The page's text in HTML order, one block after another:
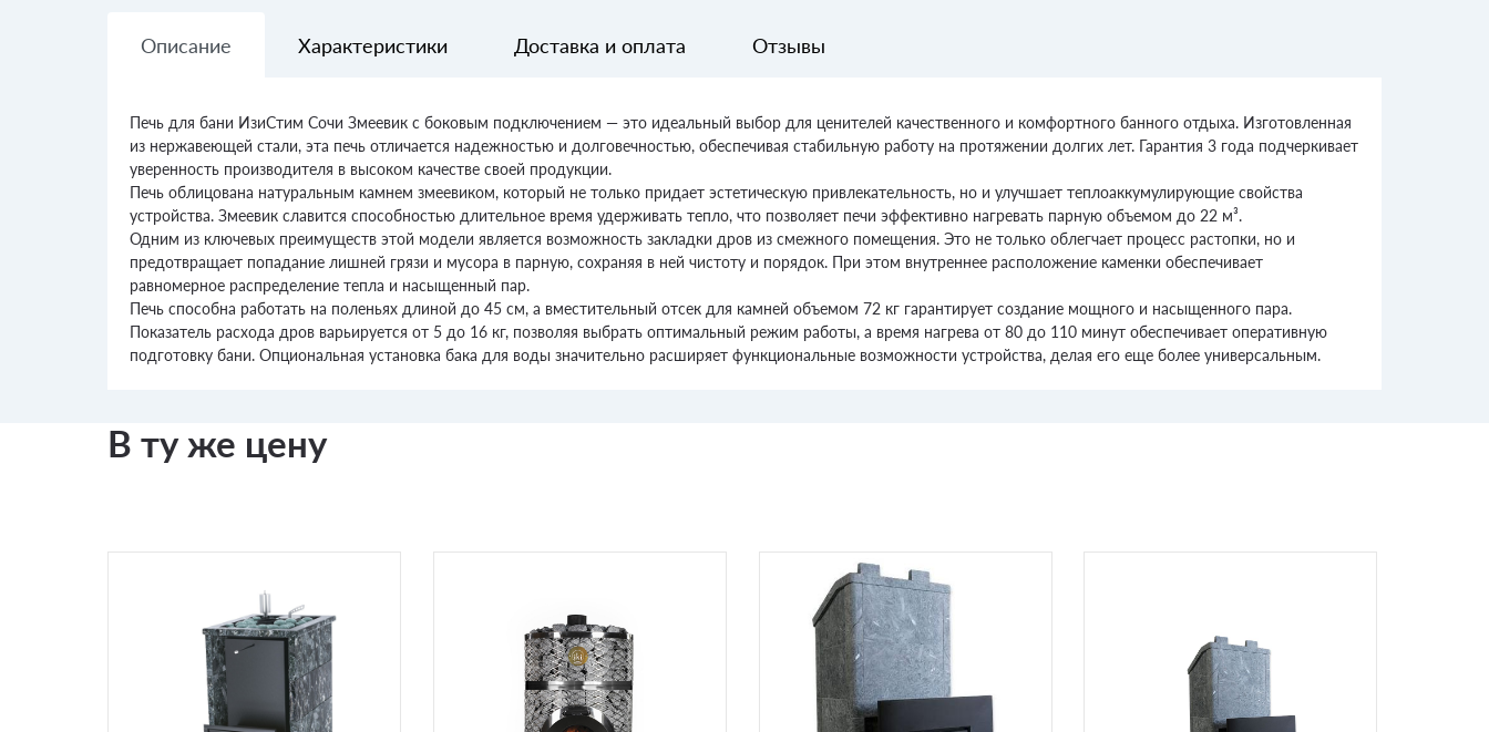
Описание Характеристики Доставка и оплата Отзывы
Печь для бани ИзиСтим Сочи Змеевик с боковым подключением — это идеальный выбор для ценителей качественного и комфортного банного отдыха. Изготовленная
из нержавеющей стали, эта печь отличается надежностью и долговечностью, обеспечивая стабильную работу на протяжении долгих лет. Гарантия 3 года подчеркивает
уверенность производителя в высоком качестве своей продукции.
Печь облицована натуральным камнем змеевиком, который не только придает эстетическую привлекательность, но и улучшает теплоаккумулирующие свойства
устройства. Змеевик славится способностью длительное время удерживать тепло, что позволяет печи эффективно нагревать парную объемом до 22 м³.
Одним из ключевых преимуществ этой модели является возможность закладки дров из смежного помещения. Это не только облегчает процесс растопки, но и
предотвращает попадание лишней грязи и мусора в парную, сохраняя в ней чистоту и порядок. При этом внутреннее расположение каменки обеспечивает
равномерное распределение тепла и насыщенный пар.
Печь способна работать на поленьях длиной до 45 см, а вместительный отсек для камней объемом 72 кг гарантирует создание мощного и насыщенного пара.
Показатель расхода дров варьируется от 5 до 16 кг, позволяя выбрать оптимальный режим работы, а время нагрева от 80 до 110 минут обеспечивает оперативную
подготовку бани. Опциональная установка бака для воды значительно расширяет функциональные возможности устройства, делая его еще более универсальным.
В ту же цену